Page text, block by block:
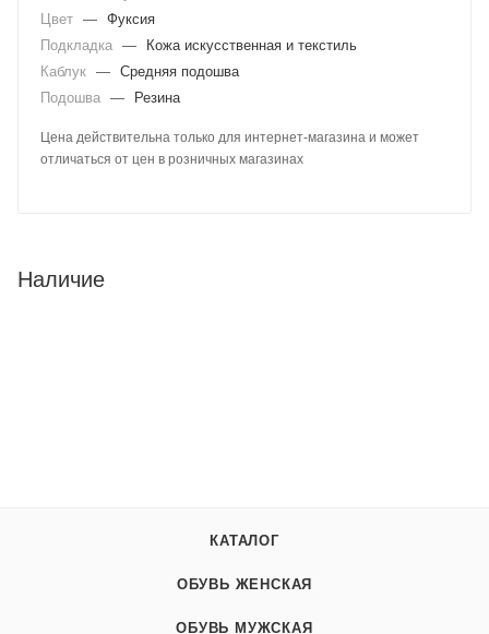
Цвет — Фуксия
Подкладка —
Кожа искусственная и текстиль
Каблук — Средняя подошва
Подошва — Резина
Цена действительна только для интернет-магазина и может
отличаться от цен в розничных магазинах
Наличие
КАТАЛОГ
ОБУВЬ ЖЕНСКАЯ
ОБУВЬ МУЖСКАЯ